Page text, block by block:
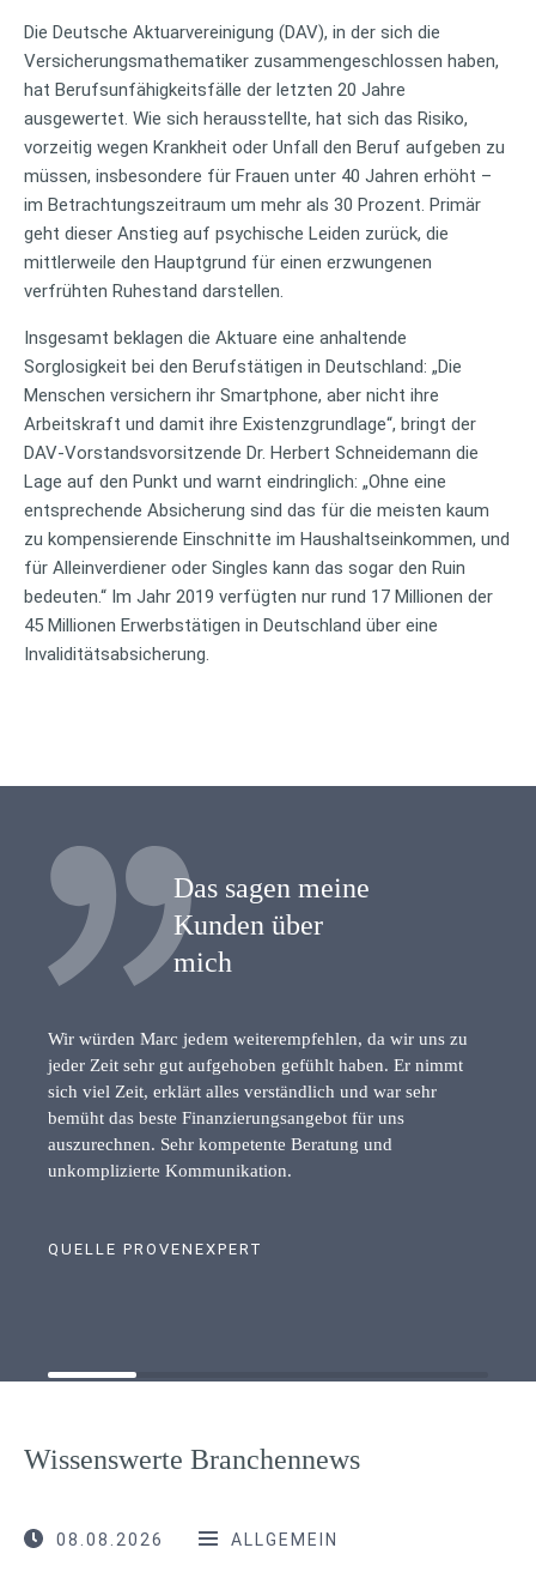
Die Deutsche Aktuarvereinigung (DAV), in der sich die
Versicherungsmathematiker zusammengeschlossen haben,
hat Berufsunfähigkeitsfälle der letzten 20 Jahre
ausgewertet. Wie sich herausstellte, hat sich das Risiko,
vorzeitig wegen Krankheit oder Unfall den Beruf aufgeben zu
müssen, insbesondere für Frauen unter 40 Jahren erhöht –
im Betrachtungszeitraum um mehr als 30 Prozent. Primär
geht dieser Anstieg auf psychische Leiden zurück, die
mittlerweile den Hauptgrund für einen erzwungenen
verfrühten Ruhestand darstellen.
Insgesamt beklagen die Aktuare eine anhaltende
Sorglosigkeit bei den Berufstätigen in Deutschland: „Die
Menschen versichern ihr Smartphone, aber nicht ihre
Arbeitskraft und damit ihre Existenzgrundlage“, bringt der
DAV-Vorstandsvorsitzende Dr. Herbert Schneidemann die
Lage auf den Punkt und warnt eindringlich: „Ohne eine
entsprechende Absicherung sind das für die meisten kaum
zu kompensierende Einschnitte im Haushaltseinkommen, und
für Alleinverdiener oder Singles kann das sogar den Ruin
bedeuten.“ Im Jahr 2019 verfügten nur rund 17 Millionen der
45 Millionen Erwerbstätigen in Deutschland über eine
Invaliditätsabsicherung.
Das sagen meine
Kunden über
mich
Wir würden Marc jedem weiterempfehlen, da wir uns zu
jeder Zeit sehr gut aufgehoben gefühlt haben. Er nimmt
sich viel Zeit, erklärt alles verständlich und war sehr
bemüht das beste Finanzierungsangebot für uns
auszurechnen. Sehr kompetente Beratung und
unkomplizierte Kommunikation.
QUELLE PROVENEXPERT
Wissenswerte Branchennews
08.08.2026 ALLGEMEIN